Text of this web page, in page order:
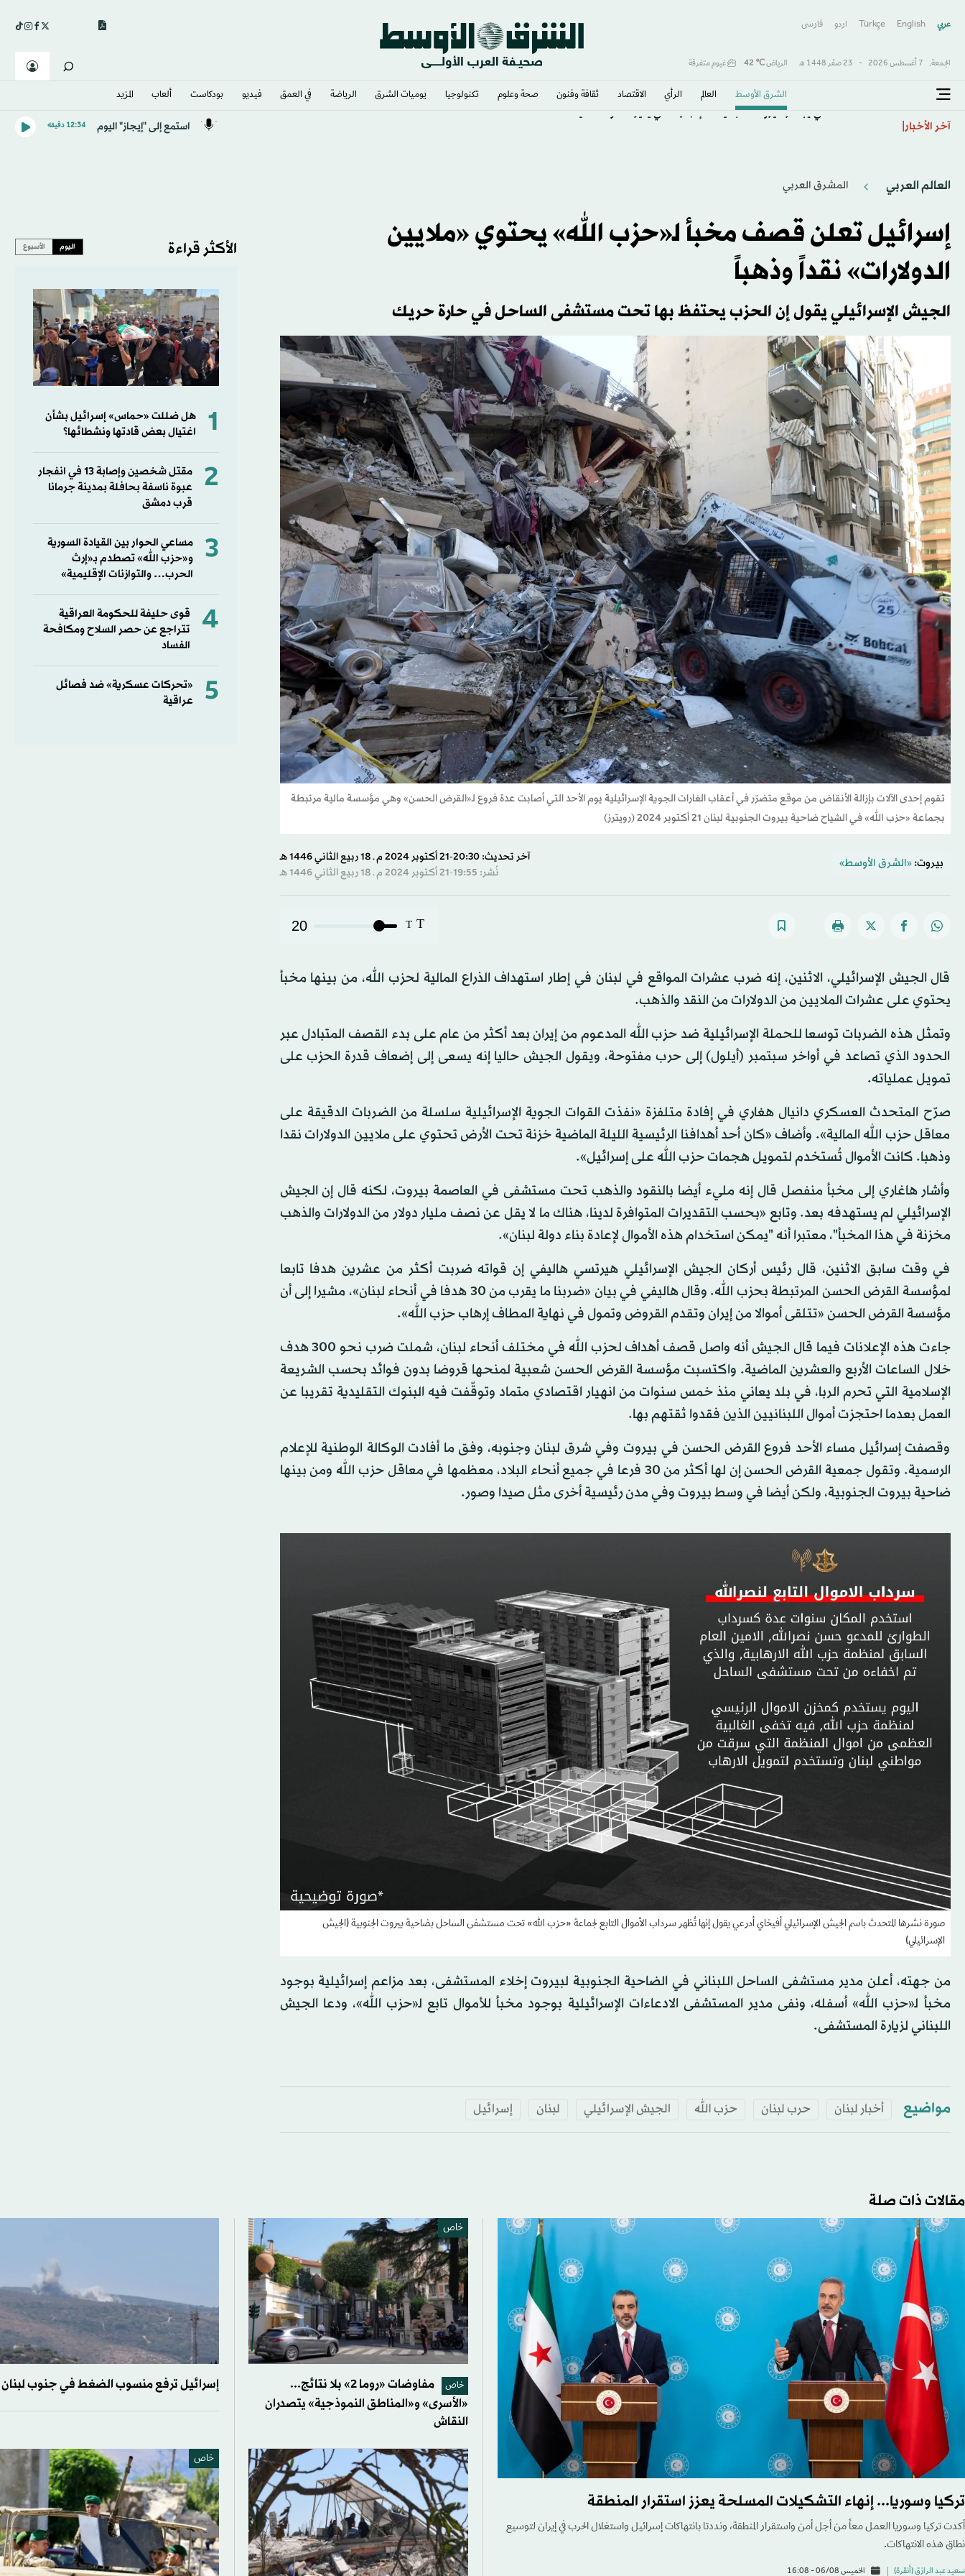
عربي English
Türkçe اردو فارسى
الجمعة, 7 أغسطس 2026 - 23 صفَر 1448 هـ الرياض℃
42 غيوم متفرقة
الشرق الأوسط​ العالم الرأي الاقتصاد ثقافة وفنون صحة وعلوم تكنولوجيا يوميات الشرق​ الرياضة في العمق فيديو بودكاست ألعاب المزيد
آخر الأخبار استمع إلى "إيجاز" اليوم 12:34 دقيقه
العالم العربي المشرق العربي
إسرائيل تعلن قصف مخبأ ﻟ«حزب الله» يحتوي «ملايين
الدولارات» نقداً وذهباً
الجيش الإسرائيلي يقول إن الحزب يحتفظ بها تحت مستشفى الساحل في حارة حريك
تقوم إحدى الآلات بإزالة الأنقاض من موقع متضرّر في أعقاب الغارات الجوية الإسرائيلية يوم الأحد التي أصابت عدة فروع لـ«القرض الحسن» وهي مؤسسة مالية مرتبطة
بجماعة «حزب الله» في الشياح ضاحية بيروت الجنوبية لبنان 21 أكتوبر 2024 (رويترز)
بيروت: «الشرق الأوسط»
آخر تحديث: 20:30-21 أكتوبر 2024 م ـ 18 ربيع الثاني 1446 هـ
نُشر: 19:55-21 أكتوبر 2024 م ـ 18 ربيع الثاني 1446 هـ
T
T
20
قال الجيش الإسرائيلي، الاثنين، إنه ضرب عشرات المواقع في لبنان في إطار استهداف الذراع المالية لحزب الله، من بينها مخبأ
يحتوي على عشرات الملايين من الدولارات من النقد والذهب.
وتمثل هذه الضربات توسعا للحملة الإسرائيلية ضد حزب الله المدعوم من إيران بعد أكثر من عام على بدء القصف المتبادل عبر
الحدود الذي تصاعد في أواخر سبتمبر (أيلول) إلى حرب مفتوحة، ويقول الجيش حاليا إنه يسعى إلى إضعاف قدرة الحزب على
تمويل عملياته.
صرّح المتحدث العسكري دانيال هغاري في إفادة متلفزة «نفذت القوات الجوية الإسرائيلية سلسلة من الضربات الدقيقة على
معاقل حزب الله المالية». وأضاف «كان أحد أهدافنا الرئيسية الليلة الماضية خزنة تحت الأرض تحتوي على ملايين الدولارات نقدا
وذهبا. كانت الأموال تُستخدم لتمويل هجمات حزب الله على إسرائيل».
وأشار هاغاري إلى مخبأ منفصل قال إنه مليء أيضا بالنقود والذهب تحت مستشفى في العاصمة بيروت، لكنه قال إن الجيش
الإسرائيلي لم يستهدفه بعد. وتابع «بحسب التقديرات المتوافرة لدينا، هناك ما لا يقل عن نصف مليار دولار من الدولارات والذهب
مخزنة في هذا المخبأ"، معتبرا أنه "يمكن استخدام هذه الأموال لإعادة بناء دولة لبنان».
في وقت سابق الاثنين، قال رئيس أركان الجيش الإسرائيلي هيرتسي هاليفي إن قواته ضربت أكثر من عشرين هدفا تابعا
لمؤسسة القرض الحسن المرتبطة بحزب الله. وقال هاليفي في بيان «ضربنا ما يقرب من 30 هدفا في أنحاء لبنان»، مشيرا إلى أن
مؤسسة القرض الحسن «تتلقى أموالا من إيران وتقدم القروض وتمول في نهاية المطاف إرهاب حزب الله».
جاءت هذه الإعلانات فيما قال الجيش أنه واصل قصف أهداف لحزب الله في مختلف أنحاء لبنان، شملت ضرب نحو 300 هدف
خلال الساعات الأربع والعشرين الماضية. واكتسبت مؤسسة القرض الحسن شعبية لمنحها قروضا بدون فوائد بحسب الشريعة
الإسلامية التي تحرم الربا، في بلد يعاني منذ خمس سنوات من انهيار اقتصادي متماد وتوقّفت فيه البنوك التقليدية تقريبا عن
العمل بعدما احتجزت أموال اللبنانيين الذين فقدوا ثقتهم بها.
وقصفت إسرائيل مساء الأحد فروع القرض الحسن في بيروت وفي شرق لبنان وجنوبه، وفق ما أفادت الوكالة الوطنية للإعلام
الرسمية. وتقول جمعية القرض الحسن إن لها أكثر من 30 فرعا في جميع أنحاء البلاد، معظمها في معاقل حزب الله ومن بينها
ضاحية بيروت الجنوبية، ولكن أيضا في وسط بيروت وفي مدن رئيسية أخرى مثل صيدا وصور.
صورة نشرها المتحدث باسم الجيش الإسرائيلي أفيخاي أدرعي يقول إنها تُظهر سرداب الأموال التابع لجماعة «حزب الله» تحت مستشفى الساحل بضاحية بيروت الجنوبية (الجيش
الإسرائيلي)
من جهته، أعلن مدير مستشفى الساحل اللبناني في الضاحية الجنوبية لبيروت إخلاء المستشفى، بعد مزاعم إسرائيلية بوجود
مخبأ ﻟ«حزب الله» أسفله، ونفى مدير المستشفى الادعاءات الإسرائيلية بوجود مخبأ للأموال تابع ﻟ«حزب الله»، ودعا الجيش
اللبناني لزيارة المستشفى.
مواضيع أخبار لبنان حرب لبنان حزب الله الجيش الإسرائيلي لبنان إسرائيل
الأكثر قراءة اليوم الأسبوع
1
هل ضللت «حماس» إسرائيل بشأن
اغتيال بعض قادتها ونشطائها؟
2
مقتل شخصين وإصابة 13 في انفجار
عبوة ناسفة بحافلة بمدينة جرمانا
قرب دمشق
3
مساعي الحوار بين القيادة السورية
و«حزب الله» تصطدم بـ«إرث
الحرب… والتوازنات الإقليمية»
4
قوى حليفة للحكومة العراقية
تتراجع عن حصر السلاح ومكافحة
الفساد
5
«تحركات عسكرية» ضد فصائل
عراقية
مقالات ذات صلة
تركيا وسوريا... إنهاء التشكيلات المسلحة يعزز استقرار المنطقة
أكدت تركيا وسوريا العمل معاً من أجل أمن واستقرار المنطقة، ونددتا بانتهاكات إسرائيل واستغلال الحرب في إيران لتوسيع
نطاق هذه الانتهاكات.
سعيد عبد الرازق (أنقرة) الخميس 06/08 - 16:08
خاص
خاص
مفاوضات «روما 2» بلا نتائج...
«الأسرى» و«المناطق النموذجية» يتصدران
النقاش
إسرائيل ترفع منسوب الضغط في جنوب لبنان
خاص